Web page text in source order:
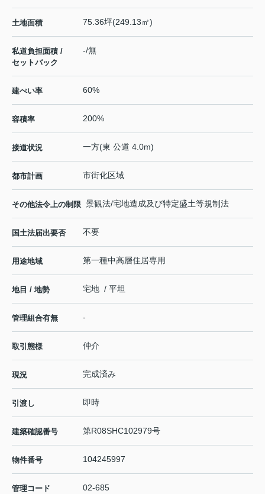
土地面積 75.36坪(249.13㎡)
私道負担面積 /
セットバック
-/無
建ぺい率 60%
容積率 200%
接道状況 一方(東 公道 4.0m)
都市計画 市街化区域
その他法令上の制限 景観法/宅地造成及び特定盛土等規制法
国土法届出要否 不要
用途地域 第一種中高層住居専用
地目 / 地勢 宅地 / 平坦
管理組合有無 -
取引態様 仲介
現況 完成済み
引渡し 即時
建築確認番号 第R08SHC102979号
物件番号 104245997
管理コード 02-685